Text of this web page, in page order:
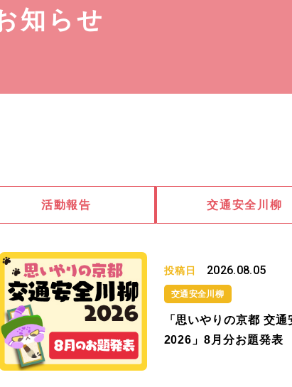
習時間
知らせ
活動報告 交通安全川柳
投稿日 2026.08.05
交通安全川柳
「思いやりの京都 交通
2026」8月分お題発表